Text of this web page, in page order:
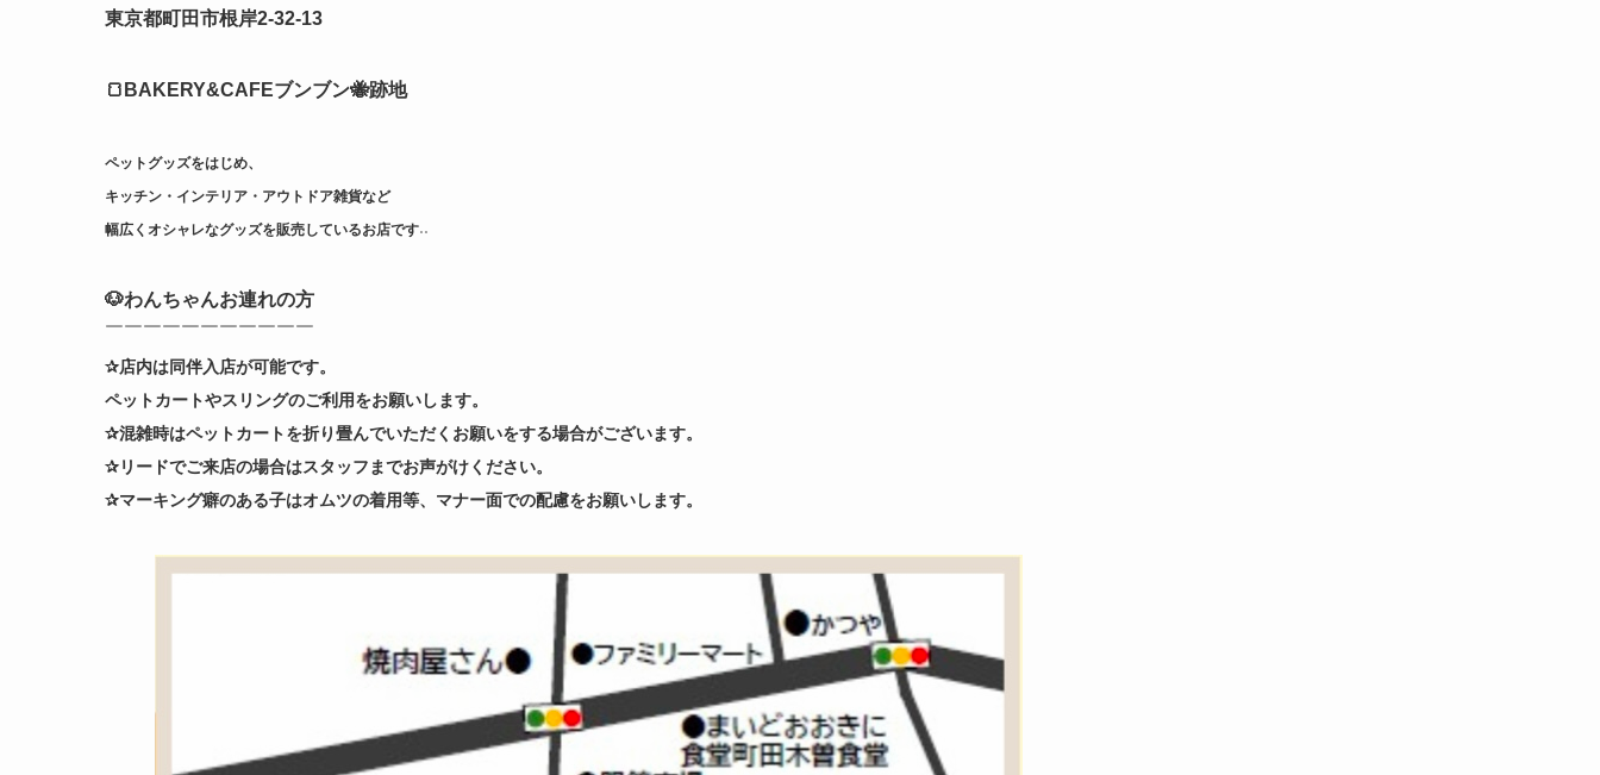
東京都町田市根岸2-32-13
🍞BAKERY&CAFEブンブン🐝跡地
ペットグッズをはじめ、
キッチン・インテリア・アウトドア雑貨など
幅広くオシャレなグッズを販売しているお店です˒˒
🐶わんちゃんお連れの方
￣￣￣￣￣￣￣￣￣￣￣
✰店内は同伴入店が可能です。
ペットカートやスリングのご利用をお願いします。
✰混雑時はペットカートを折り畳んでいただくお願いをする場合がございます。
✰リードでご来店の場合はスタッフまでお声がけください。
✰マーキング癖のある子はオムツの着用等、マナー面での配慮をお願いします。